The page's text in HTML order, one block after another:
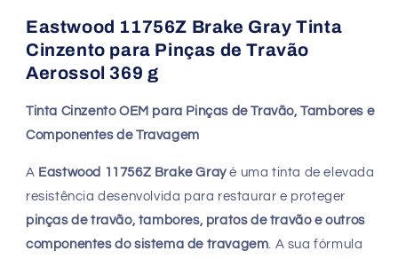
Pinças
Travão
369
Pinças
Travão
369
Eastwood 11756Z Brake Gray Tinta
Cinzento para Pinças de Travão
Aerossol 369 g
Tinta Cinzento OEM para Pinças de Travão, Tambores e
Componentes de Travagem
A Eastwood 11756Z Brake Grayé uma tinta de elevada
resistência desenvolvida para restaurar e proteger
pinças de travão, tambores, pratos de travão e outros
componentes do sistema de travagem . A sua fórmula